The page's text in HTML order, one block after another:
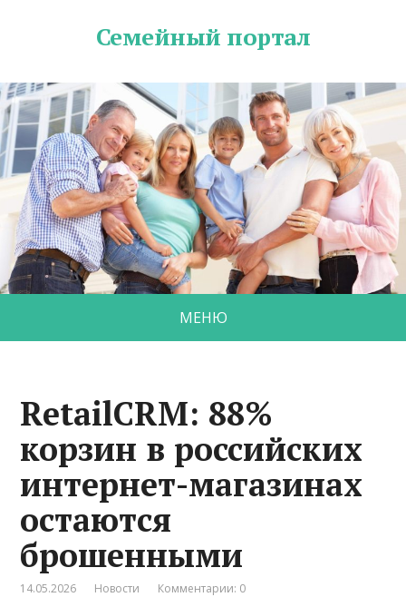
Семейный портал
МЕНЮ
RetailCRM: 88%
корзин в российских
интернет-магазинах
остаются
брошенными
14.05.2026 Новости Комментарии: 0